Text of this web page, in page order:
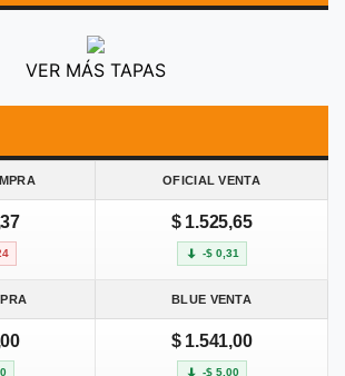
VER MÁS TAPAS
OFICIAL VENTA
$ 1.525,65
-$ 0,31
BLUE VENTA
$ 1.541,00
-$ 5,00